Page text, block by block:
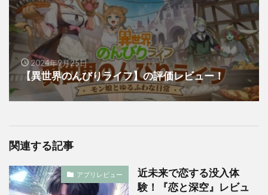
2024年9月25日
【異世界のんびりライフ】の評価レビュー！
関連する記事
アプリレビュー
近未来で恋する没入体
験！『恋と深空』レビュ